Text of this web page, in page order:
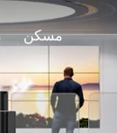
مسكن